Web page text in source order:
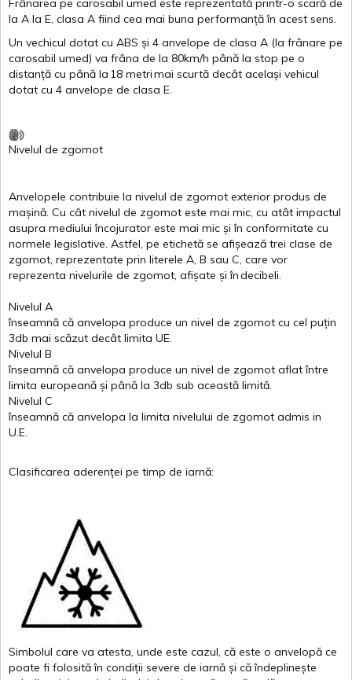
Frânarea pe carosabil umed este reprezentată printr-o scară de
la A la E, clasa A fiind cea mai buna performanță în acest sens.
Un vechicul dotat cu ABS și 4 anvelope de clasa A (la frânare pe
carosabil umed) va frâna de la 80km/h până la stop pe o
distanță cu până la 18 metrimai scurtă decât același vehicul
dotat cu 4 anvelope de clasa E.
Nivelul de zgomot
Anvelopele contribuie la nivelul de zgomot exterior produs de
mașină. Cu cât nivelul de zgomot este mai mic, cu atât impactul
asupra mediului încojurator este mai mic și în conformitate cu
normele legislative. Astfel, pe etichetă se afișează trei clase de
zgomot, reprezentate prin literele A, B sau C, care vor
reprezenta nivelurile de zgomot, afișate și îndecibeli.
Nivelul A
înseamnă că anvelopa produce un nivel de zgomot cu cel puțin
3db mai scăzut decât limita UE.
Nivelul B
înseamnă că anvelopa produce un nivel de zgomot aflat între
limita europeană și până la 3db sub această limită.
Nivelul C
înseamnă că anvelopa la limita nivelului de zgomot admis in
U.E.
Clasificarea aderenței pe timp de iarnă:
Simbolul care va atesta, unde este cazul, că este o anvelopă ce
poate fi folosită în condiții severe de iarnă și că îndeplinește